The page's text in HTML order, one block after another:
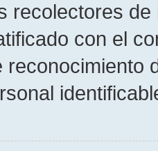
recolectores
con el
reconocimiento